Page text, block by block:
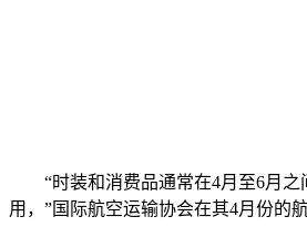
“时装和消费品通常在4月至6月之
用，”国际航空运输协会在其4月份的